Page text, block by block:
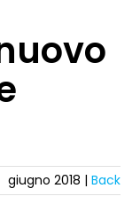
giugno 2018 | Back